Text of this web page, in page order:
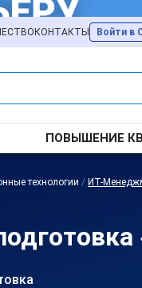
КОНТАКТЫ Войти в
ПОВЫШЕНИЕ
технологии / ИТ-